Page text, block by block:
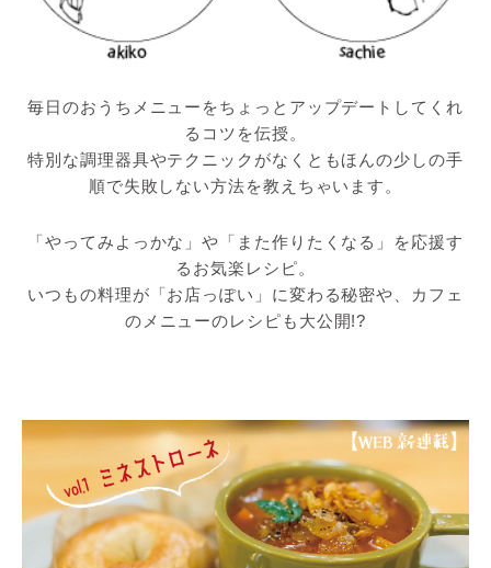
毎日のおうちメニューをちょっとアップデートしてくれ
るコツを伝授。
特別な調理器具やテクニックがなくともほんの少しの手
順で失敗しない方法を教えちゃいます。
「やってみよっかな」や「また作りたくなる」を応援す
るお気楽レシピ。
いつもの料理が「お店っぽい」に変わる秘密や、カフェ
のメニューのレシピも大公開!?